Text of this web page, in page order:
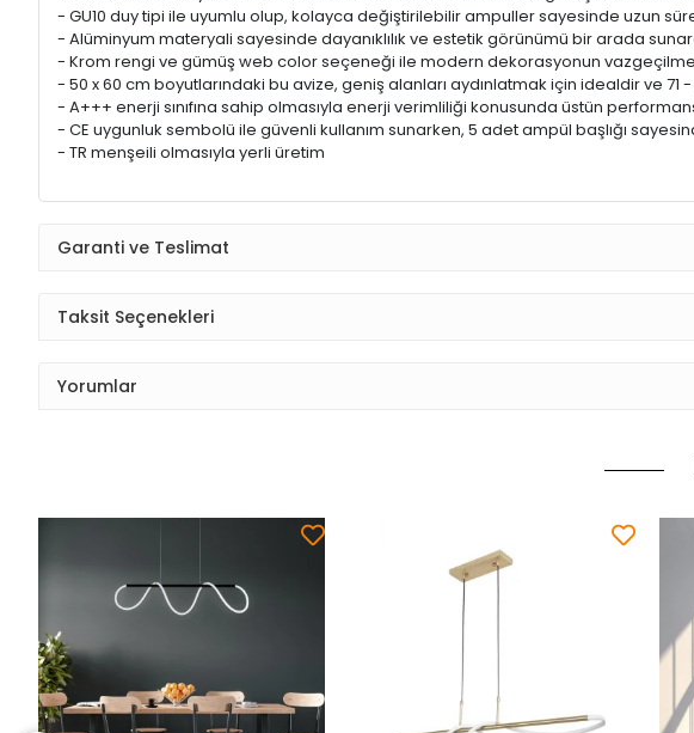
- GU10 duy tipi ile uyumlu olup, kolayca değiştirilebilir ampuller sayesinde uzun
- Alüminyum materyali sayesinde dayanıklılık ve estetik görünümü bir arada
- Krom rengi ve gümüş web color seçeneği ile modern dekorasyonun
- 50 x 60 cm boyutlarındaki bu avize, geniş alanları aydınlatmak için idealdir ve 71
- A+++ enerji sınıfına sahip olmasıyla enerji verimliliği konusunda üstün
- CE uygunluk sembolü ile güvenli kullanım sunarken, 5 adet ampül başlığı
- TR menşeili olmasıyla yerli üretim
Garanti ve Teslimat
Taksit Seçenekleri
Yorumlar